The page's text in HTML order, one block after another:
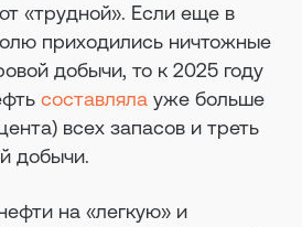
«трудной». Если еще в
приходились ничтожные
добычи, то к 2025 году
составляла уже больше
всех запасов и треть
добычи.
на «легкую» и